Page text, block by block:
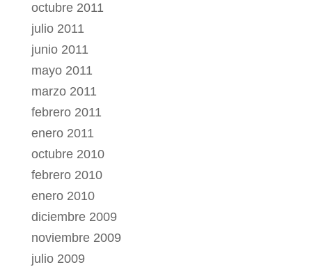
octubre 2011
julio 2011
junio 2011
mayo 2011
marzo 2011
febrero 2011
enero 2011
octubre 2010
febrero 2010
enero 2010
diciembre 2009
noviembre 2009
julio 2009